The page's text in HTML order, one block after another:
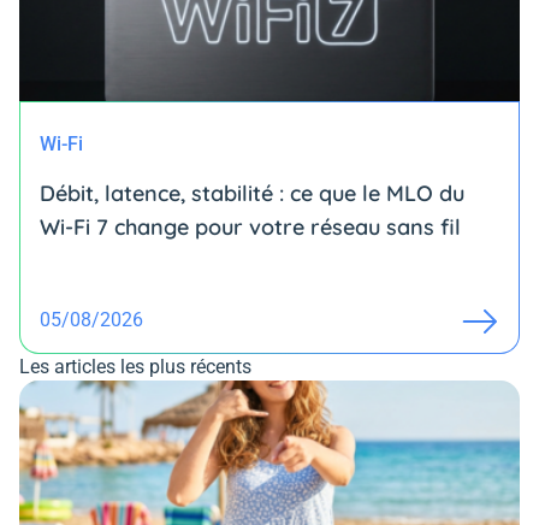
Wi-Fi
Débit, latence, stabilité : ce que le MLO du
Wi-Fi 7 change pour votre réseau sans fil
05/08/2026
Les articles les plus récents